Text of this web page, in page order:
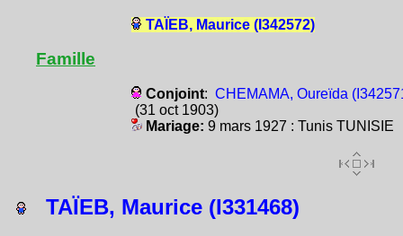
TAÏEB, Maurice (I342572)
Famille
Conjoint: CHEMAMA, Oureïda
(31 oct 1903)
Mariage: 9 mars 1927 : Tunis TUNISIE
TAÏEB, Maurice (I331468)